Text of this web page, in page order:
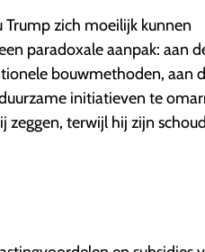
zich moeilijk kunnen
paradoxale aanpak: aan
bouwmethoden, aan
initiatieven te
zeggen, terwijl hij zijn